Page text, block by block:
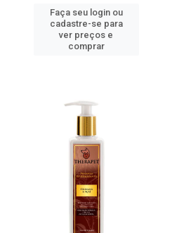
Faça seu login ou
cadastre-se para
ver preços e
comprar